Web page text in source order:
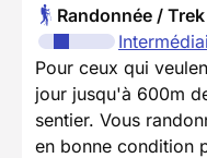
Randonnée / Trek
Pour ceux qui
jour jusqu'à 600m
sentier. Vous
en bonne condition